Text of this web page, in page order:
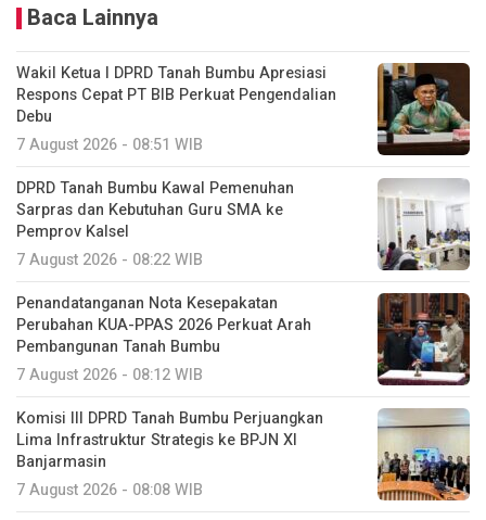
Baca Lainnya
Wakil Ketua I DPRD Tanah Bumbu Apresiasi
Respons Cepat PT BIB Perkuat Pengendalian
Debu
7 August 2026 - 08:51 WIB
DPRD Tanah Bumbu Kawal Pemenuhan
Sarpras dan Kebutuhan Guru SMA ke
Pemprov Kalsel
7 August 2026 - 08:22 WIB
Penandatanganan Nota Kesepakatan
Perubahan KUA-PPAS 2026 Perkuat Arah
Pembangunan Tanah Bumbu
7 August 2026 - 08:12 WIB
Komisi III DPRD Tanah Bumbu Perjuangkan
Lima Infrastruktur Strategis ke BPJN XI
Banjarmasin
7 August 2026 - 08:08 WIB